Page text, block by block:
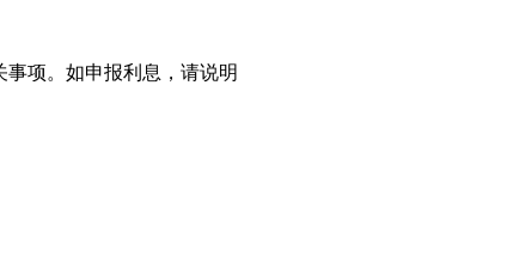
事项。如申报利息，请说明